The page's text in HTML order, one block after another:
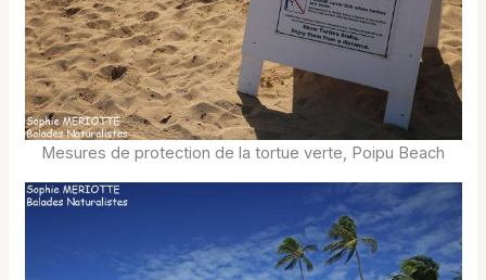
Mesures de protection de la tortue verte, Poipu Beach